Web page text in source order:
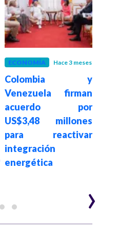
ECONOMÍA Hace 3 meses
Colombia y
Venezuela firman
acuerdo por
US$3,48 millones
para reactivar
integración
energética
›